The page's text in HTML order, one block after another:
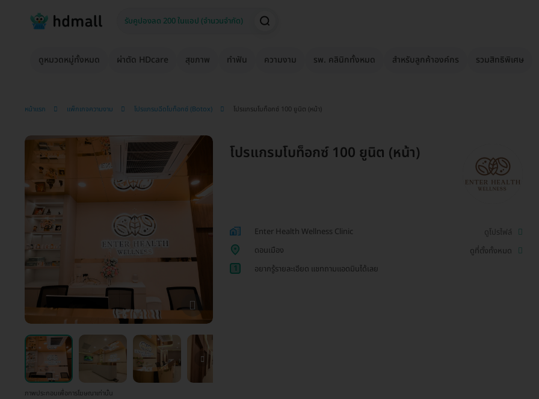
ดูหมวดหมู่ทั้งหมด ผ่าตัด HDcare สุขภาพ ทำฟัน ความงาม รพ. คลินิกทั้งหมด สำหรับลูกค้าองค์กร รวมสิทธิพิเศษ
หน้าแรก แพ็กเกจความงาม โปรแกรมฉีดโบท็อกซ์ (Botox) โปรแกรมโบท็อกซ์ 100 ยูนิต (หน้า)
ภาพประกอบเพื่อการโฆษณาเท่านั้น
โปรแกรมโบท็อกซ์ 100 ยูนิต (หน้า)
Enter Health Wellness Clinic
ดูโปรไฟล์
ดอนเมือง
ดูที่ตั้งทั้งหมด
1
อยากรู้รายละเอียด แชทถามแอดมินได้เลย